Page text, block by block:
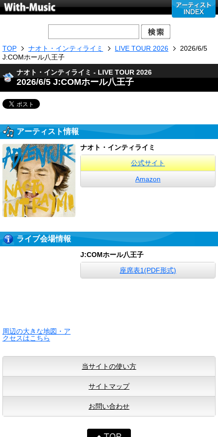
TOP ナオト・インティライミ LIVE TOUR 2026
2026/6/5
J:COMホール八王子
ナオト・インティライミ - LIVE TOUR 2026
2026/6/5 J:COMホール八王子
アーティスト情報
ナオト・インティライミ
公式サイト
Amazon
ライブ会場情報
周辺の大きな地図・ア
クセスはこちら
J:COMホール八王子
座席表1(PDF形式)
当サイトの使い方
サイトマップ
お問い合わせ